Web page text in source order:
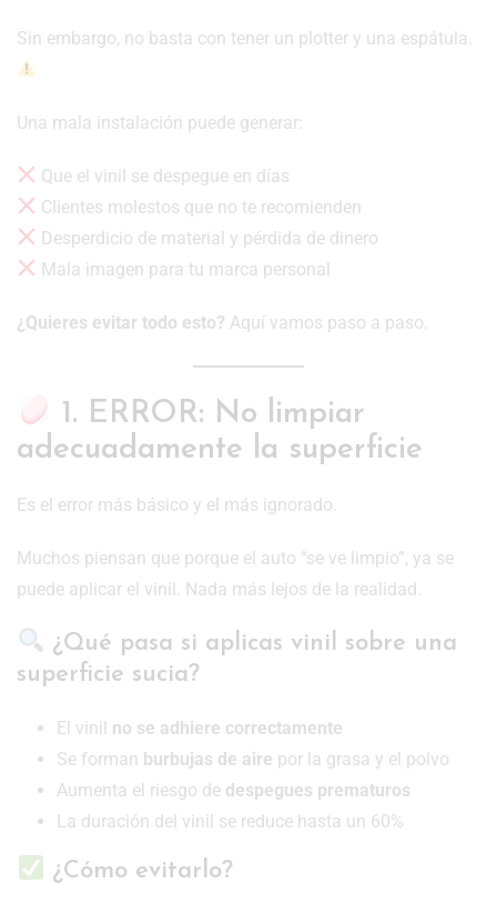
Sin embargo, no basta con tener un plotter y una espátula.
Una mala instalación puede generar:
Que el vinil se despegue en días
Clientes molestos que no te recomienden
Desperdicio de material y pérdida de dinero
Mala imagen para tu marca personal
¿Quieres evitar todo esto? Aquí vamos paso a paso.
1. ERROR: No limpiar
adecuadamente la superficie
Es el error más básico y el más ignorado.
Muchos piensan que porque el auto “se ve limpio”, ya se
puede aplicar el vinil. Nada más lejos de la realidad.
¿Qué pasa si aplicas vinil sobre una
superficie sucia?
El vinil no se adhiere correctamente
Se forman burbujas de aire por la grasa y el polvo
Aumenta el riesgo de despegues prematuros
La duración del vinil se reduce hasta un 60%
¿Cómo evitarlo?